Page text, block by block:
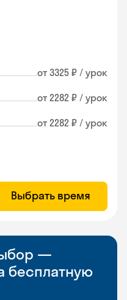
от 3325 ₽ / урок
от 2282 ₽ / урок
от 2282 ₽ / урок
Выбрать время
—
бесплатную